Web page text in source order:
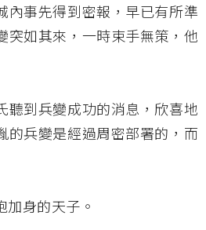
內事先得到密報，早已有所準
突如其來，一時束手無策，他
聽到兵變成功的消息，欣喜地
的兵變是經過周密部署的，而
身的天子。